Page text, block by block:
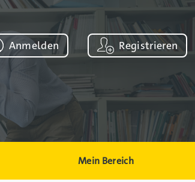
Anmelden Registrieren
Mein Bereich